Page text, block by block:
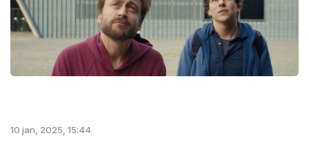
10 jan, 2025, 15:44